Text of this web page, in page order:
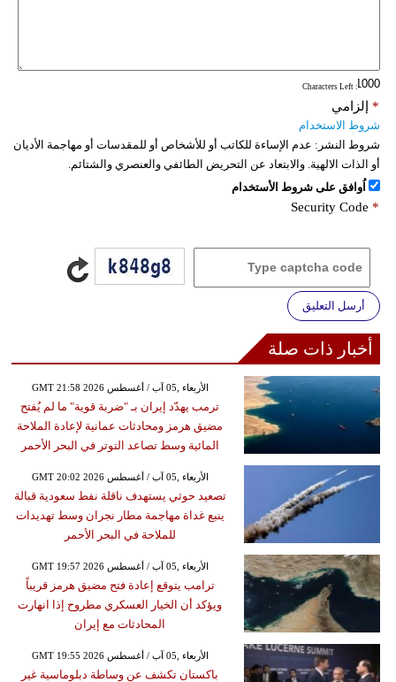
: Characters Left
إلزامي *
شروط الاستخدام
شروط النشر: عدم الإساءة للكاتب أو للأشخاص أو للمقدسات أو مهاجمة الأديان
أو الذات الالهية. والابتعاد عن التحريض الطائفي والعنصري والشتائم.
اُوافق على شروط الأستخدام
Security Code *
أرسل التعليق
أخبار ذات صلة
GMT 21:58 2026 الأربعاء ,05 آب / أغسطس
ترمب يهدّد إيران بـ "ضربة قوية" ما لم يُفتح
مضيق هرمز ومحادثات عمانية لإعادة الملاحة
المائية وسط تصاعد التوتر في البحر الأحمر
GMT 20:02 2026 الأربعاء ,05 آب / أغسطس
تصعيد حوثي يستهدف ناقلة نفط سعودية قبالة
ينبع غداة مهاجمة مطار نجران وسط تهديدات
للملاحة في البحر الأحمر
GMT 19:57 2026 الأربعاء ,05 آب / أغسطس
ترامب يتوقع إعادة فتح مضيق هرمز قريباً
ويؤكد أن الخيار العسكري مطروح إذا انهارت
المحادثات مع إيران
GMT 19:55 2026 الأربعاء ,05 آب / أغسطس
باكستان تكشف عن وساطة دبلوماسية غير